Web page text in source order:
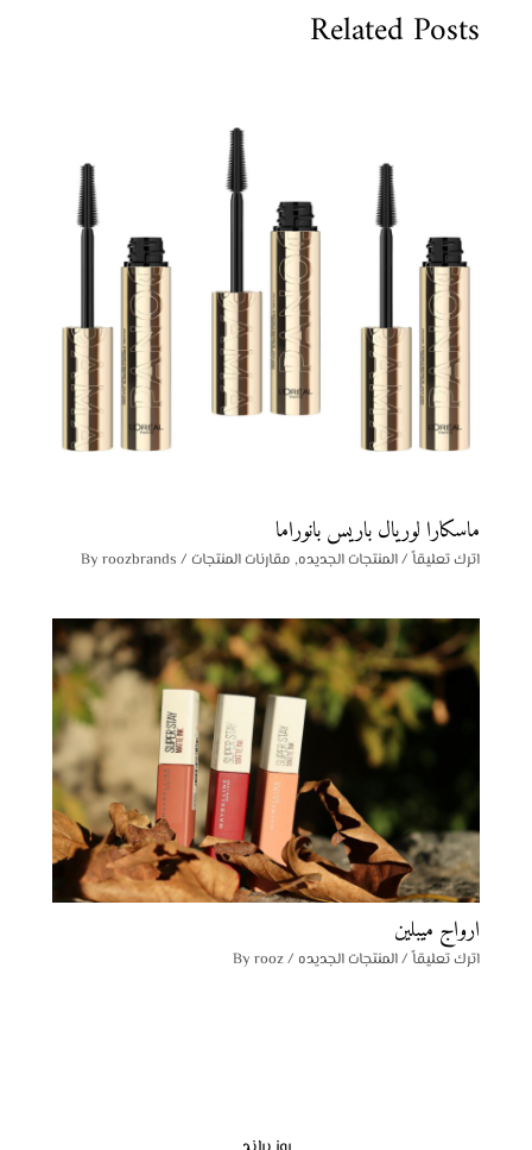
Related Posts
ماسكارا لوريال باريس بانوراما
اترك تعليقاً/المنتجات الجديده, مقارنات المنتجات / By
roozbrands
ارواج ميبلين
اترك تعليقاً/المنتجات الجديده / By
rooz